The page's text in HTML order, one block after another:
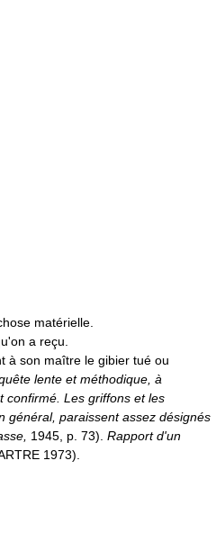
matérielle.
a reçu.
à son maître le gibier tué ou
lente et méthodique, à
confirmé. Les griffons et les
général, paraissent assez désignés
1945, p. 73). Rapport d'un
1973).